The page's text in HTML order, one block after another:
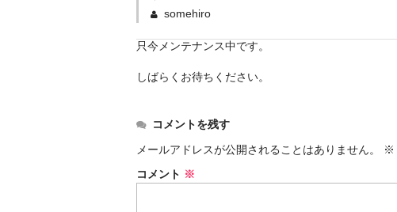
somehiro
只今メンテナンス中です。
しばらくお待ちください。
コメントを残す
メールアドレスが公開されることはありません。
※
コメント ※